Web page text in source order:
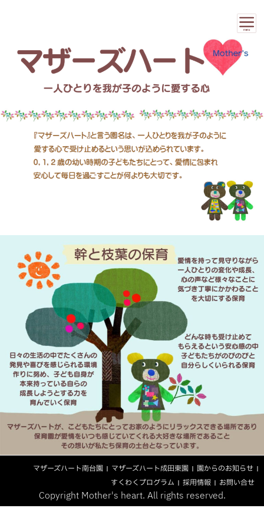
マザーズハート南台園 マザーズハート成田東園
園からのお知らせ
すくわくプログラム
採用情報 お問い合せ
Copyright Mother's heart. All rights reserved.